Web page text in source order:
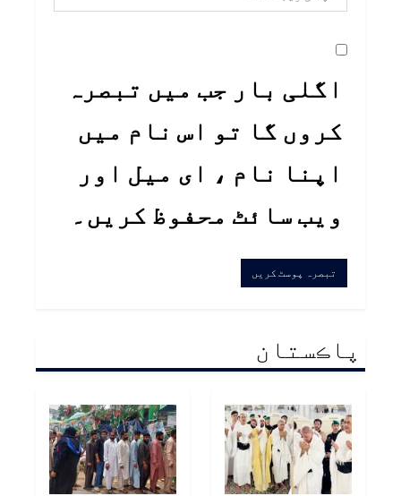
اگلی بار جب میں تبصرہ
کروں گا تو اس نام میں
اپنا نام ، ای میل اور
ویب سائٹ محفوظ کریں۔
پاڪستان